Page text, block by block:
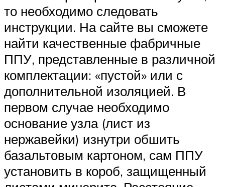
то необходимо следовать
инструкции. На сайте вы сможете
найти качественные фабричные
ППУ, представленные в различной
комплектации: «пустой» или с
дополнительной изоляцией. В
первом случае необходимо
основание узла (лист из
нержавейки) изнутри обшить
базальтовым картоном, сам ППУ
установить в короб, защищенный